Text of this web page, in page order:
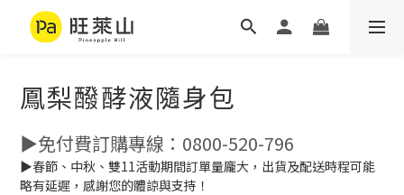
鳳梨醱酵液隨身包
▶免付費訂購專線：0800-520-796
▶春節、中秋、雙11活動期間訂單量龐大，出貨及配送時程可能
略有延遲，感謝您的體諒與支持！